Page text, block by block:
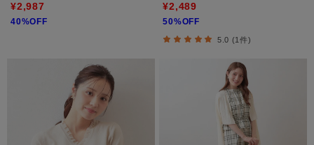
¥2,987
40%OFF
¥2,489
50%OFF
5.0 (1件)